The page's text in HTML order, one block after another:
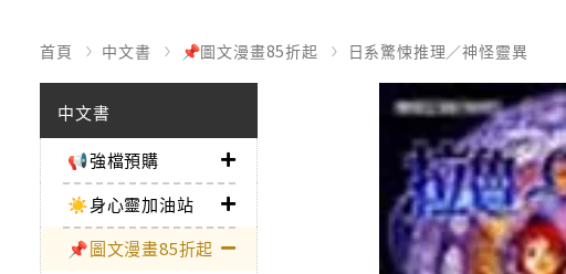
首頁 中文書 📌圖文漫畫85折起 日系驚悚推理／神怪靈異
中文書
📢強檔預購
☀️身心靈加油站
📌圖文漫畫85折起